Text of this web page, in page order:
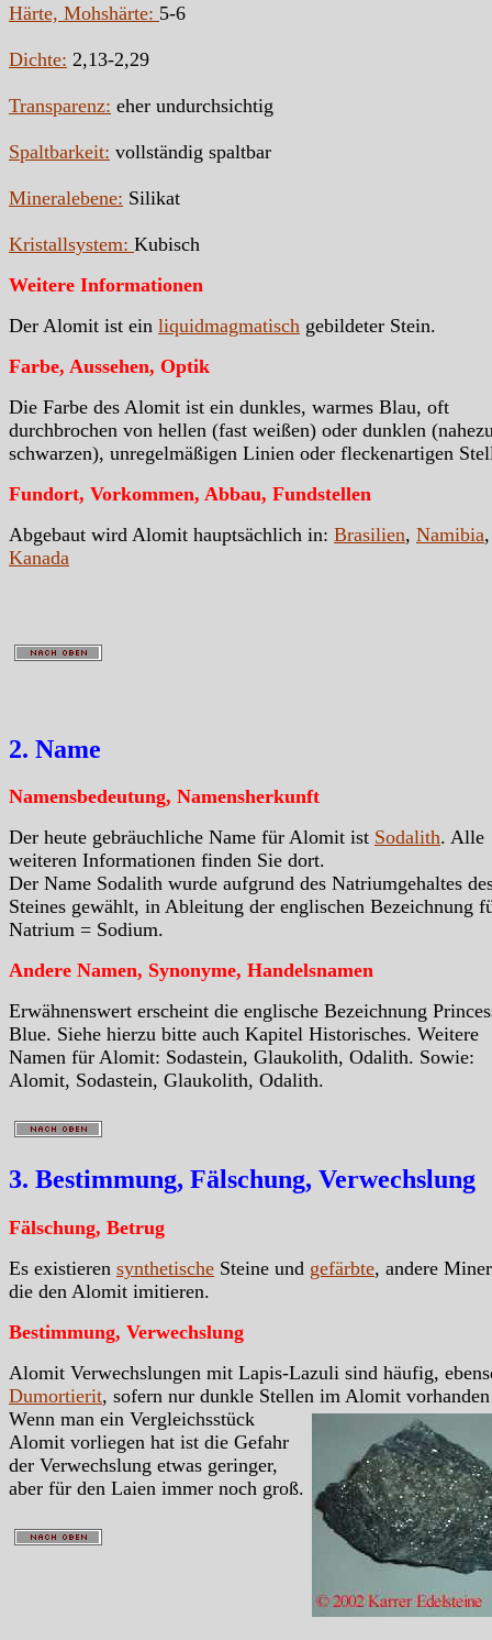
Härte, Mohshärte: 5-6
Dichte: 2,13-2,29
Transparenz: eher undurchsichtig
Spaltbarkeit: vollständig spaltbar
Mineralebene: Silikat
Kristallsystem: Kubisch
Weitere Informationen
Der Alomit ist ein liquidmagmatisch gebildeter Stein.
Farbe, Aussehen, Optik
Die Farbe des Alomit ist ein dunkles, warmes Blau, oft
durchbrochen von hellen (fast weißen) oder dunklen
schwarzen), unregelmäßigen Linien oder fleckenartigen
Fundort, Vorkommen, Abbau, Fundstellen
Abgebaut wird Alomit hauptsächlich in: Brasilien, Namibia,
Kanada
2. Name
Namensbedeutung, Namensherkunft
Der heute gebräuchliche Name für Alomit ist Sodalith. Alle
weiteren Informationen finden Sie dort.
Der Name Sodalith wurde aufgrund des Natriumgehaltes
Steines gewählt, in Ableitung der englischen Bezeichnung
Natrium = Sodium.
Andere Namen, Synonyme, Handelsnamen
Erwähnenswert erscheint die englische Bezeichnung
Blue. Siehe hierzu bitte auch Kapitel Historisches. Weitere
Namen für Alomit: Sodastein, Glaukolith, Odalith. Sowie:
Alomit, Sodastein, Glaukolith, Odalith.
3. Bestimmung, Fälschung, Verwechslung
Fälschung, Betrug
Es existieren synthetische Steine und gefärbte, andere
die den Alomit imitieren.
Bestimmung, Verwechslung
Alomit Verwechslungen mit Lapis-Lazuli sind häufig,
Dumortierit, sofern nur dunkle Stellen im Alomit
Wenn man ein Vergleichsstück
Alomit vorliegen hat ist die Gefahr
der Verwechslung etwas geringer,
aber für den Laien immer noch groß.